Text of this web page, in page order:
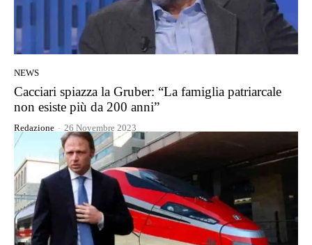
NEWS
Cacciari spiazza la Gruber: “La famiglia patriarcale
non esiste più da 200 anni”
Redazione - 26 Novembre 2023